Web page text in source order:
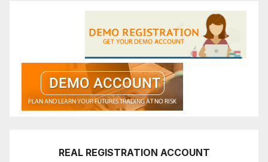
REAL REGISTRATION ACCOUNT